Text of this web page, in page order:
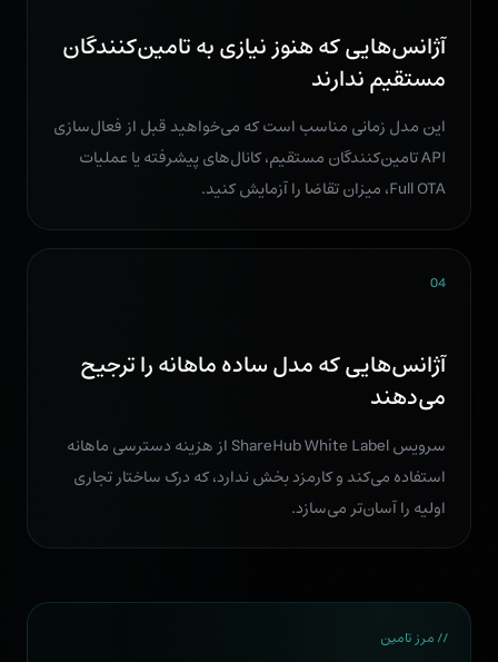
آژانس‌هایی که هنوز نیازی به تامین‌کنندگان
مستقیم ندارند
این مدل زمانی مناسب است که می‌خواهید قبل از فعال‌سازی
API تامین‌کنندگان مستقیم، کانال‌های پیشرفته یا عملیات
Full OTA، میزان تقاضا را آزمایش کنید.
04
آژانس‌هایی که مدل ساده ماهانه را ترجیح
می‌دهند
سرویس ShareHub White Label از هزینه دسترسی ماهانه
استفاده می‌کند و کارمزد بخش ندارد، که درک ساختار تجاری
اولیه را آسان‌تر می‌سازد.
// مرز تامین